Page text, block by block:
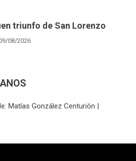
triunfo de San Lorenzo
08/2026
Matías González Centurión |